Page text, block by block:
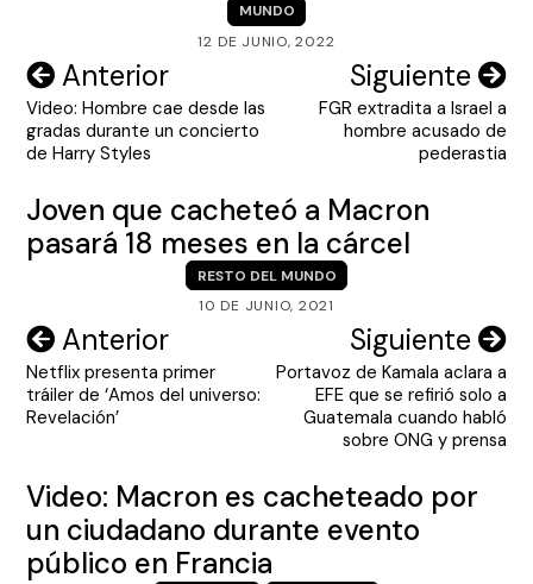
MUNDO
12 DE JUNIO, 2022
Navegación
de
entradas
Anterior
Video: Hombre cae desde las
gradas durante un concierto
de Harry Styles
Siguiente
FGR extradita a Israel a
hombre acusado de
pederastia
Joven que cacheteó a Macron
pasará 18 meses en la cárcel
RESTO DEL MUNDO
10 DE JUNIO, 2021
Navegación
de
entradas
Anterior
Netflix presenta primer
tráiler de ‘Amos del universo:
Revelación’
Siguiente
Portavoz de Kamala aclara a
EFE que se refirió solo a
Guatemala cuando habló
sobre ONG y prensa
Video: Macron es cacheteado por
un ciudadano durante evento
público en Francia